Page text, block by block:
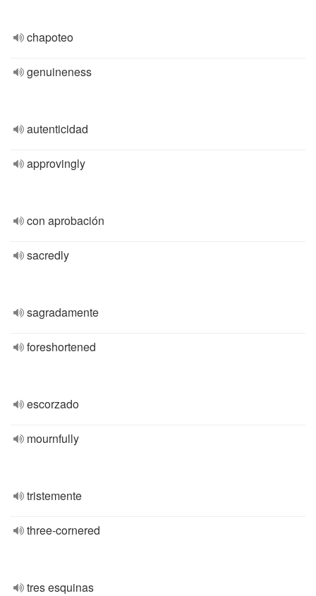
chapoteo
genuineness
autenticidad
approvingly
con aprobación
sacredly
sagradamente
foreshortened
escorzado
mournfully
tristemente
three-cornered
tres esquinas